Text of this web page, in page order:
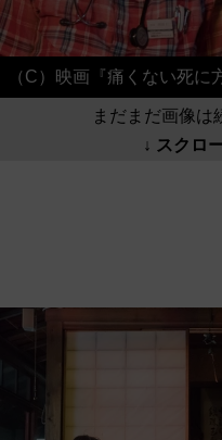
（C）映画『痛くない死に
まだまだ画像は
↓ スクロ